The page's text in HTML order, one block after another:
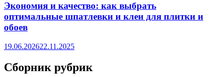
Экономия и качество: как выбрать
оптимальные шпатлевки и клеи для плитки и
обоев
19.06.202622.11.2025
Сборник рубрик